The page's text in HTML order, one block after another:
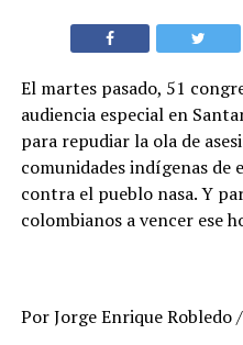
El martes pasado, 51
audiencia especial en
para repudiar la ola de
comunidades indígenas de
contra el pueblo nasa. Y
colombianos a vencer ese
Por Jorge Enrique Robledo